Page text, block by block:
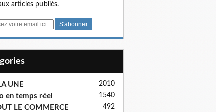
articles publiés.
UNE 2010
en temps réel 1540
LE COMMERCE 492